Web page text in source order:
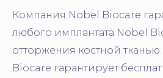
Компания Nobel Biocare
любого имплантата Nobel
отторжения костной
Biocare гарантирует